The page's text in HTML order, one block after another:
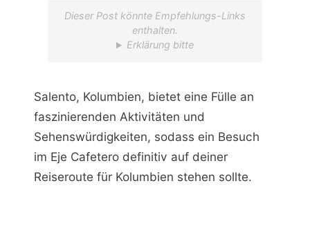
Dieser Post könnte Empfehlungs-Links
enthalten.
Erklärung bitte
Salento, Kolumbien, bietet eine Fülle an
faszinierenden Aktivitäten und
Sehenswürdigkeiten, sodass ein Besuch
im Eje Cafetero definitiv auf deiner
Reiseroute für Kolumbien stehen sollte.